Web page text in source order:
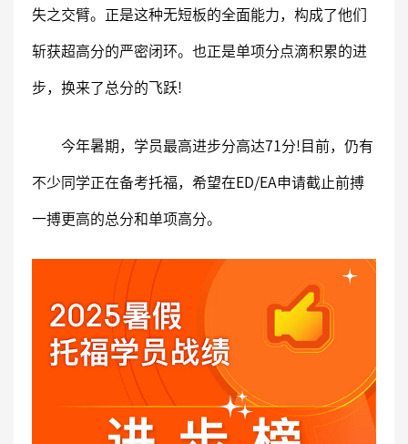
失之交臂。正是这种无短板的全面能力，构成了他们
斩获超高分的严密闭环。也正是单项分点滴积累的进
步，换来了总分的飞跃!
今年暑期，学员最高进步分高达71分!目前，仍有
不少同学正在备考托福，希望在ED/EA申请截止前搏
一搏更高的总分和单项高分。